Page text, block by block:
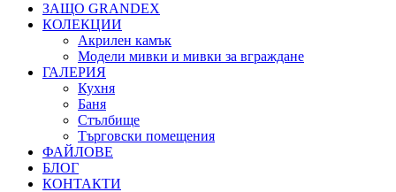
ЗАЩО GRANDEX
КОЛЕКЦИИ
Акрилен камък
Модели мивки и мивки за вграждане
ГАЛЕРИЯ
Кухня
Баня
Стълбище
Търговски помещения
ФАЙЛОВЕ
БЛОГ
КОНТАКТИ